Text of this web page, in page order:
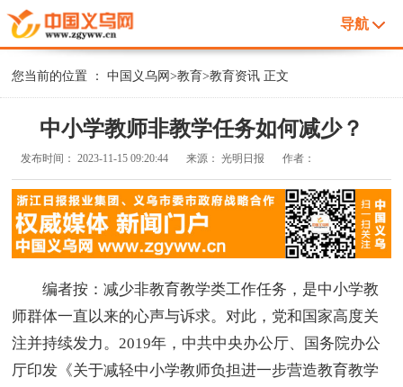
导航
您当前的位置 ：中国义乌网>教育>教育资讯 正文
中小学教师非教学任务如何减少？
发布时间：2023-11-15 09:20:44 来源：光明日报 作者：
编者按：减少非教育教学类工作任务，是中小学教
师群体一直以来的心声与诉求。对此，党和国家高度关
注并持续发力。2019年，中共中央办公厅、国务院办公
厅印发《关于减轻中小学教师负担进一步营造教育教学